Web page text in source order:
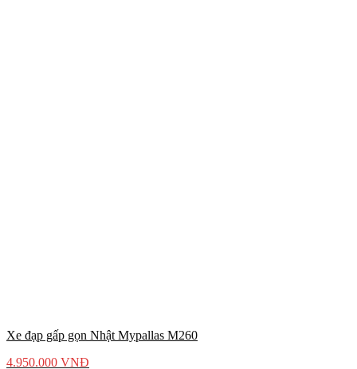
Xe đạp gấp gọn Nhật Mypallas M260
4.950.000 VNĐ